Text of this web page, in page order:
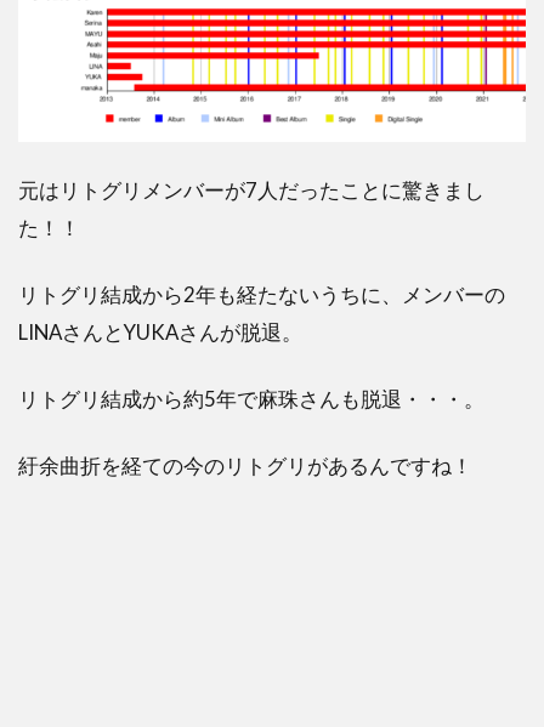
元はリトグリメンバーが7人だったことに驚きまし
た！！
リトグリ結成から2年も経たないうちに、メンバーの
LINAさんとYUKAさんが脱退。
リトグリ結成から約5年で麻珠さんも脱退・・・。
紆余曲折を経ての今のリトグリがあるんですね！